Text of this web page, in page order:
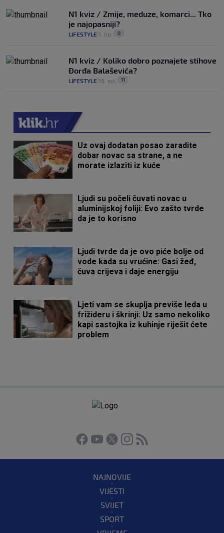
N1 kviz / Zmije, meduze, komarci... Tko
je najopasniji?
LIFESTYLE 1. lip. 0
N1 kviz / Koliko dobro poznajete stihove
Đorđa Balaševića?
LIFESTYLE 18. svi. 11
Uz ovaj dodatan posao zaradite
dobar novac sa strane, a ne
morate izlaziti iz kuće
Ljudi su počeli čuvati novac u
aluminijskoj foliji: Evo zašto tvrde
da je to korisno
Ljudi tvrde da je ovo piće bolje od
vode kada su vrućine: Gasi žeđ,
čuva crijeva i daje energiju
Ljeti vam se skuplja previše leda u
frižideru i škrinji: Uz samo nekoliko
kapi sastojka iz kuhinje riješit ćete
problem
NAJNOVIJE
VIJESTI
SVIJET
SPORT